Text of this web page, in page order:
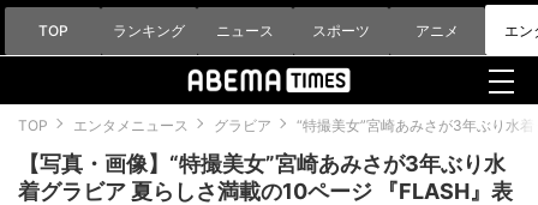
TOP ランキング ニュース スポーツ アニメ エン
TOP エンタメニュース グラビア “特撮美女”宮崎あみさが3年ぶり水
【写真・画像】“特撮美女”宮崎あみさが3年ぶり水
着グラビア 夏らしさ満載の10ページ 『FLASH』表